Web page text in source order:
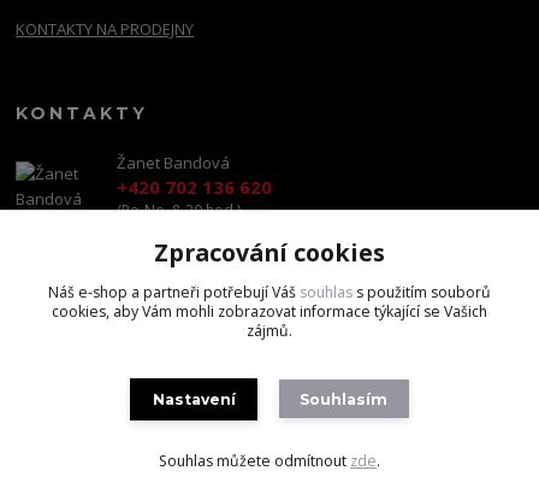
KONTAKTY NA PRODEJNY
KONTAKTY
Žanet Bandová
+420 702 136 620
(Po-Ne, 8-20 hod.)
shop@brandscapital.cz
Zpracování cookies
Náš e-shop a partneři potřebují Váš souhlas s použitím souborů
cookies, aby Vám mohli zobrazovat informace týkající se Vašich
zájmů.
Nastavení Souhlasím
Souhlas můžete odmítnout zde.